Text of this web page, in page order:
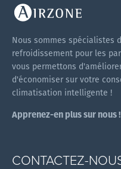
Nous sommes spécialistes
refroidissement pour les
vous permettons
d'économiser sur votre
climatisation intelligente !
Apprenez-en plus sur nous !
CONTACTEZ-